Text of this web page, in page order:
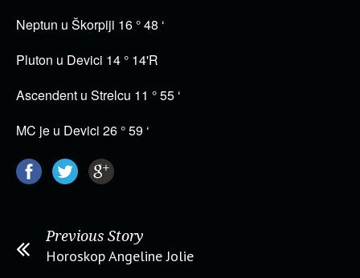
Neptun u Škorpiji 16 ° 48 ‘
Pluton u Devici 14 ° 14'R
Ascendent u Strelcu 11 ° 55 ‘
MC je u Devici 26 ° 59 ‘
Previous Story
Horoskop Angeline Jolie